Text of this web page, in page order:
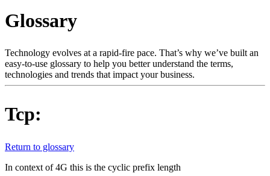
产
解
决
方
支
服
务
Glossary
Technology evolves at a rapid-fire pace. That’s why we’ve built an
easy-to-use glossary to help you better understand the terms,
technologies and trends that impact your business.
Tcp:
Return to glossary
In context of 4G this is the cyclic prefix length